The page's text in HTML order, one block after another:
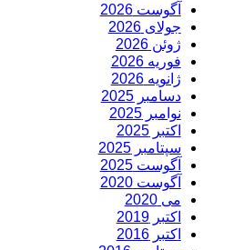
آگوست 2026
جولای 2026
ژوئن 2026
فوریه 2026
ژانویه 2026
دسامبر 2025
نوامبر 2025
اکتبر 2025
سپتامبر 2025
آگوست 2025
آگوست 2020
می 2020
اکتبر 2019
اکتبر 2016